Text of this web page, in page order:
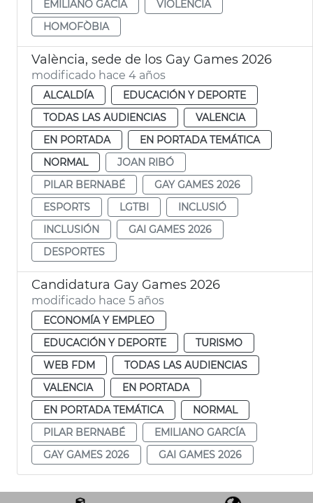
EMILIANO GACÍA
VIOLENCIA
HOMOFÒBIA
València, sede de los Gay Games 2026
modificado hace 4 años
ALCALDÍA
EDUCACIÓN Y DEPORTE
TODAS LAS AUDIENCIAS
VALENCIA
EN PORTADA
EN PORTADA TEMÁTICA
NORMAL
JOAN RIBÓ
PILAR BERNABÉ
GAY GAMES 2026
ESPORTS
LGTBI
INCLUSIÓ
INCLUSIÓN
GAI GAMES 2026
DESPORTES
Candidatura Gay Games 2026
modificado hace 5 años
ECONOMÍA Y EMPLEO
EDUCACIÓN Y DEPORTE
TURISMO
WEB FDM
TODAS LAS AUDIENCIAS
VALENCIA
EN PORTADA
EN PORTADA TEMÁTICA
NORMAL
PILAR BERNABÉ
EMILIANO GARCÍA
GAY GAMES 2026
GAI GAMES 2026